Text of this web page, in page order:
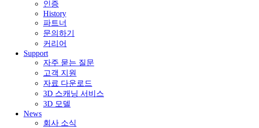
인증
History
파트너
문의하기
커리어
Support
자주 묻는 질문
고객 지원
자료 다운로드
3D 스캐닝 서비스
3D 모델
News
회사 소식